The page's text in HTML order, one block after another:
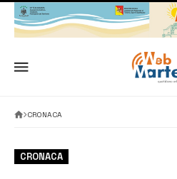
CRONACA
CRONACA